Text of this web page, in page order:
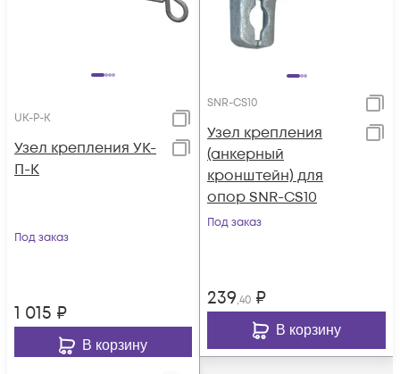
UK-P-K
Узел крепления УК-
П-К
Под заказ
1 015 ₽
В корзину
SNR-CS10
Узел крепления
(анкерный
кронштейн) для
опор SNR-CS10
Под заказ
239,40 ₽
В корзину